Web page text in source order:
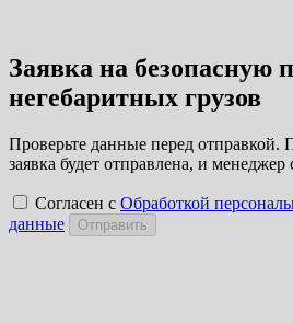
Заявка на безопасную
негебаритных грузов
Проверьте данные перед отправкой.
заявка будет отправлена, и менеджер
Согласен с Обработкой
данные
Отправить